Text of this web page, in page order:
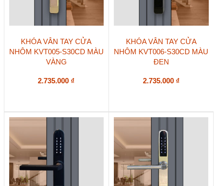
KHÓA VÂN TAY CỬA
NHÔM KVT005-S30CD MÀU
VÀNG
2.735.000 ₫
KHÓA VÂN TAY CỬA
NHÔM KVT006-S30CD MÀU
ĐEN
2.735.000 ₫